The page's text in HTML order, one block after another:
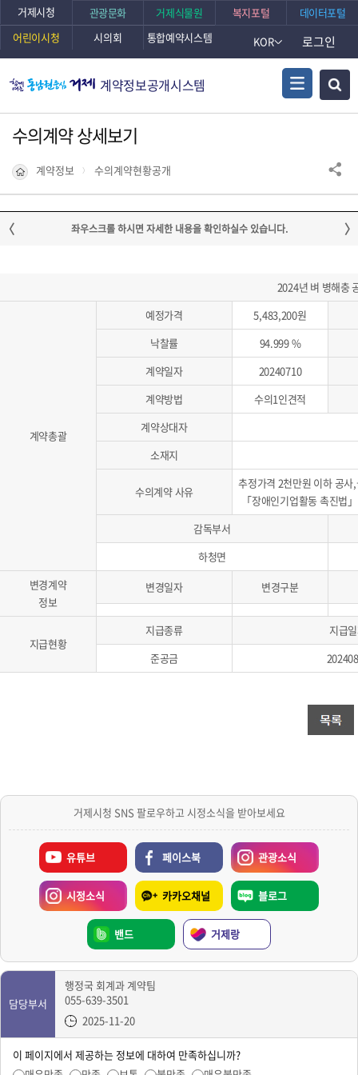
거제시청 관광문화 거제식물원 복지포털
데이터포털
어린이시청
시의회 통합예약시스템 KOR 로그인
계약정보공개시스템
수의계약 상세보기
계약정보 수의계약현황공개
2024년 벼 병해충
계약총괄
예정가격
5,483,200원
낙찰률
94.999 %
계약일자
20240710
계약방법
수의1인견적
계약상대자
소재지
수의계약 사유
추정가격 2천만원 이하 공
「장애인기업활동 촉진법
감독부서
하청면
변경계약
정보
변경일자 변경구분
지급현황
지급종류
지급
준공금
거제시청 SNS 팔로우하고 시정소식을 받아보세요
유튜브 페이스북 관광소식
시정소식 카카오채널 블로그
밴드 거제랑
담당부서
행정국 회계과 계약팀
055-639-3501
2025-11-20
이 페이지에서 제공하는 정보에 대하여 만족하십니까?